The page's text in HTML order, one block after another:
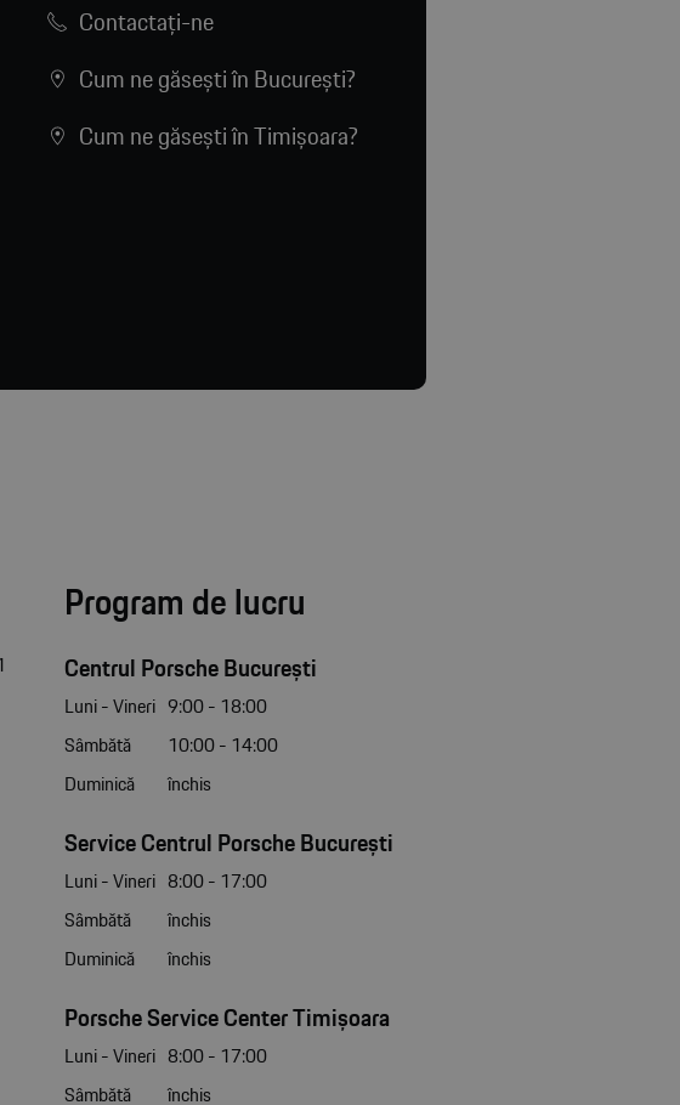
Contactaţi-ne
Cum ne găsești în București?
Cum ne găsești în Timișoara?
Program de lucru
Centrul Porsche București
Luni - Vineri 9:00 - 18:00
Sâmbătă
10:00 - 14:00
Duminică
închis
Service Centrul Porsche București
Luni - Vineri 8:00 - 17:00
Sâmbătă
închis
Duminică
închis
Porsche Service Center Timișoara
Luni - Vineri 8:00 - 17:00
Sâmbătă
închis